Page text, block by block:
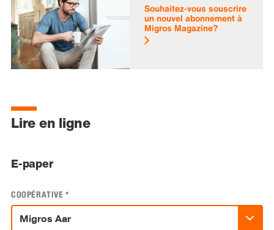
Souhaitez-vous souscrire
un nouvel abonnement à
Migros Magazine?
Lire en ligne
E-paper
COOPÉRATIVE *